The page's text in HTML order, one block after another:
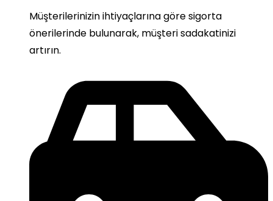
Müşterilerinizin ihtiyaçlarına göre sigorta
önerilerinde bulunarak, müşteri sadakatinizi
artırın.